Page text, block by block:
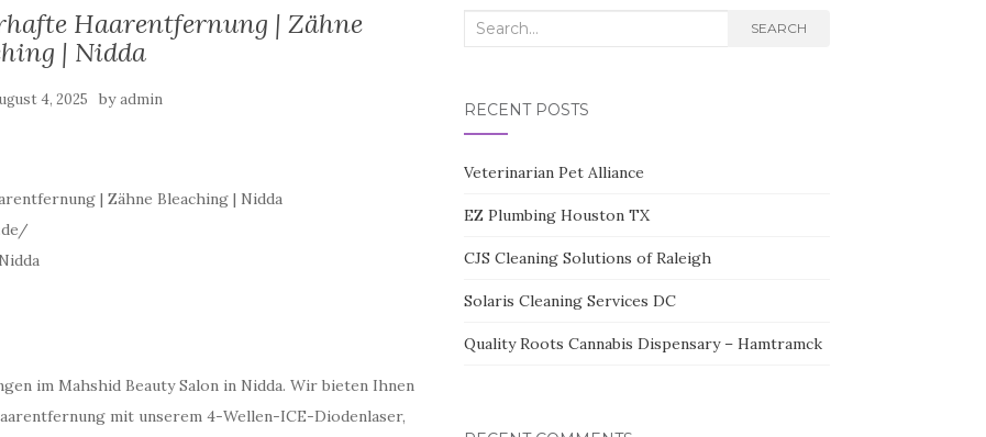
Haarentfernung | Zähne
| Nidda
4, 2025 byadmin
| Zähne Bleaching | Nidda
im Mahshid Beauty Salon in Nidda. Wir bieten Ihnen
mit unserem 4-Wellen-ICE-Diodenlaser,
Search
SEARCH
RECENT POSTS
Veterinarian Pet Alliance
EZ Plumbing Houston TX
CJS Cleaning Solutions of Raleigh
Solaris Cleaning Services DC
Quality Roots Cannabis Dispensary – Hamtramck